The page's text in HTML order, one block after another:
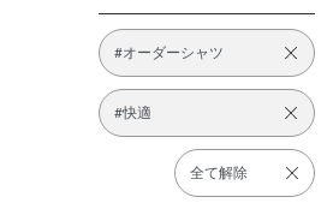
#オーダーシャツ
#快適
全て解除